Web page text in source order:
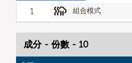
1 組合模式
成分 - 份數 - 10